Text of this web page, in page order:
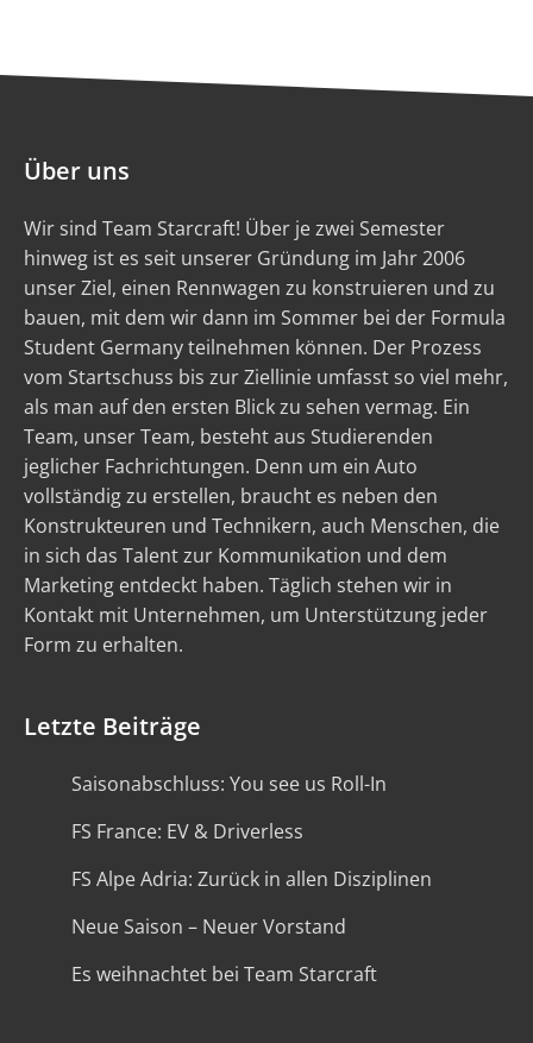
Über uns
Wir sind Team Starcraft! Über je zwei Semester
hinweg ist es seit unserer Gründung im Jahr 2006
unser Ziel, einen Rennwagen zu konstruieren und zu
bauen, mit dem wir dann im Sommer bei der Formula
Student Germany teilnehmen können. Der Prozess
vom Startschuss bis zur Ziellinie umfasst so viel mehr,
als man auf den ersten Blick zu sehen vermag. Ein
Team, unser Team, besteht aus Studierenden
jeglicher Fachrichtungen. Denn um ein Auto
vollständig zu erstellen, braucht es neben den
Konstrukteuren und Technikern, auch Menschen, die
in sich das Talent zur Kommunikation und dem
Marketing entdeckt haben. Täglich stehen wir in
Kontakt mit Unternehmen, um Unterstützung jeder
Form zu erhalten.
Letzte Beiträge
Saisonabschluss: You see us Roll-In
FS France: EV & Driverless
FS Alpe Adria: Zurück in allen Disziplinen
Neue Saison – Neuer Vorstand
Es weihnachtet bei Team Starcraft